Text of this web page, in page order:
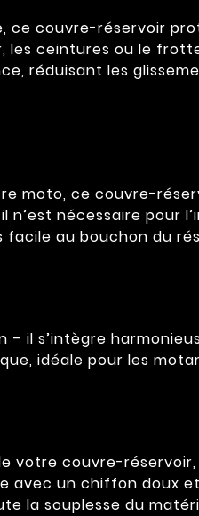
ce couvre-réservoir
les ceintures ou le
réduisant les
moto, ce couvre-
n’est nécessaire
au bouchon du
– il s’intègre
idéale pour les
votre couvre-
avec un chiffon doux
la souplesse du